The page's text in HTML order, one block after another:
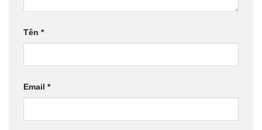
Tên *
Email *